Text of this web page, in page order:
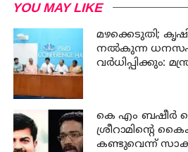
YOU MAY LIKE
മഴക്കെടുതി;
നല്‍കുന്ന
വര്‍ധിപ്പിക്കും:
കെ എം ബഷീര്‍
ശ്രീറാമിന്റെ
കണ്ടുവെന്ന്